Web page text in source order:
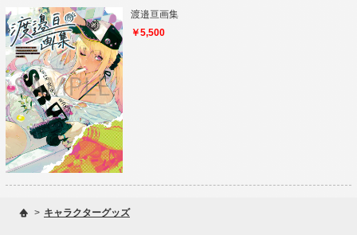
渡邉亘画集
￥5,500
> キャラクターグッズ